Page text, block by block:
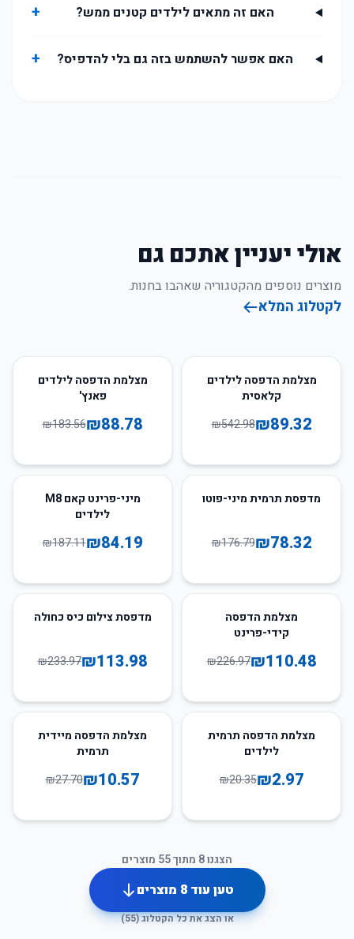
האם זה מתאים לילדים קטנים ממש? +
האם אפשר להשתמש בזה גם בלי להדפיס? +
אולי יעניין אתכם גם
מוצרים נוספים מהקטגוריה שאהבו בחנות.
לקטלוג המלא
84
מצלמת הדפסה לילדים
קלאסית
₪89.32
₪542.98
52
מצלמת הדפסה לילדים
פאנץ'
₪88.78
₪183.56
56
מדפסת תרמית מיני-פוטו
₪78.32
₪176.79
מיני-פרינט קאם M8
לילדים
₪84.19
₪187.11
מצלמת הדפסה
קידי-פרינט
₪110.48
₪226.97
51
מדפסת צילום כיס כחולה
₪113.98
₪233.97
85
מצלמת הדפסה תרמית
לילדים
₪2.97
₪20.35
62
מצלמת הדפסה מיידית
תרמית
₪10.57
₪27.70
הצגנו8 מתוך55 מוצרים
טען עוד8 מוצרים
או הצג את כל הקטלוג (55
)